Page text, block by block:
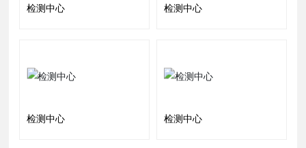
检测中心 检测中心
检测中心 检测中心